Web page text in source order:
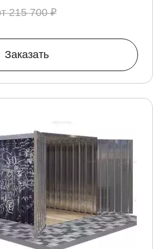
215 700 ₽
Заказать